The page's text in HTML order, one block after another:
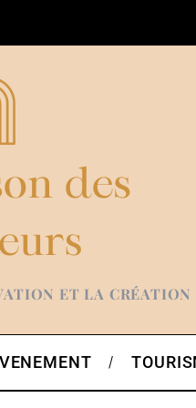
ET LA CRÉATION